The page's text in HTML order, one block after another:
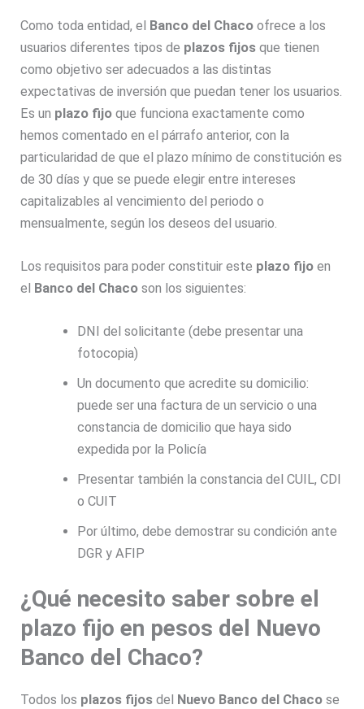
Como toda entidad, el Banco del Chaco ofrece a los
usuarios diferentes tipos de plazos fijos que tienen
como objetivo ser adecuados a las distintas
expectativas de inversión que puedan tener los usuarios.
Es un plazo fijo que funciona exactamente como
hemos comentado en el párrafo anterior, con la
particularidad de que el plazo mínimo de constitución es
de 30 días y que se puede elegir entre intereses
capitalizables al vencimiento del periodo o
mensualmente, según los deseos del usuario.
Los requisitos para poder constituir este plazo fijo en
el Banco del Chaco son los siguientes:
DNI del solicitante (debe presentar una
fotocopia)
Un documento que acredite su domicilio:
puede ser una factura de un servicio o una
constancia de domicilio que haya sido
expedida por la Policía
Presentar también la constancia del CUIL, CDI
o CUIT
Por último, debe demostrar su condición ante
DGR y AFIP
¿Qué necesito saber sobre el
plazo fijo en pesos del Nuevo
Banco del Chaco?
Todos los plazos fijos del Nuevo Banco del Chaco se